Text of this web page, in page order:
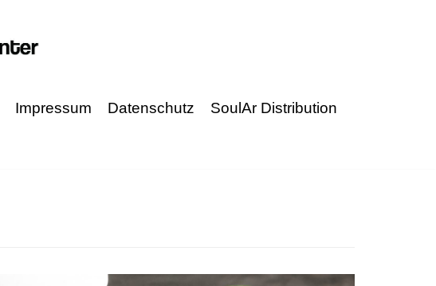
Impressum Datenschutz SoulAr Distribution